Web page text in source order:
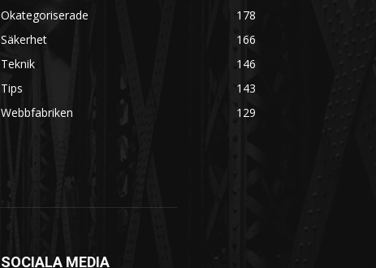
Okategoriserade
178
Säkerhet
166
Teknik
146
Tips
143
Webbfabriken
129
SOCIALA MEDIA